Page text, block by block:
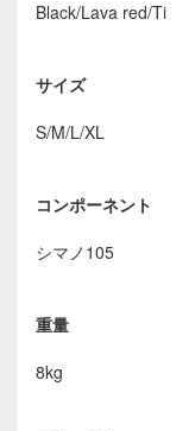
Black/Lava red/Ti
サイズ
S/M/L/XL
コンポーネント
シマノ105
重量
8kg